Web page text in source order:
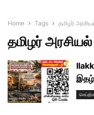
Home Tags தமிழர்
தமிழர் அரசியல்